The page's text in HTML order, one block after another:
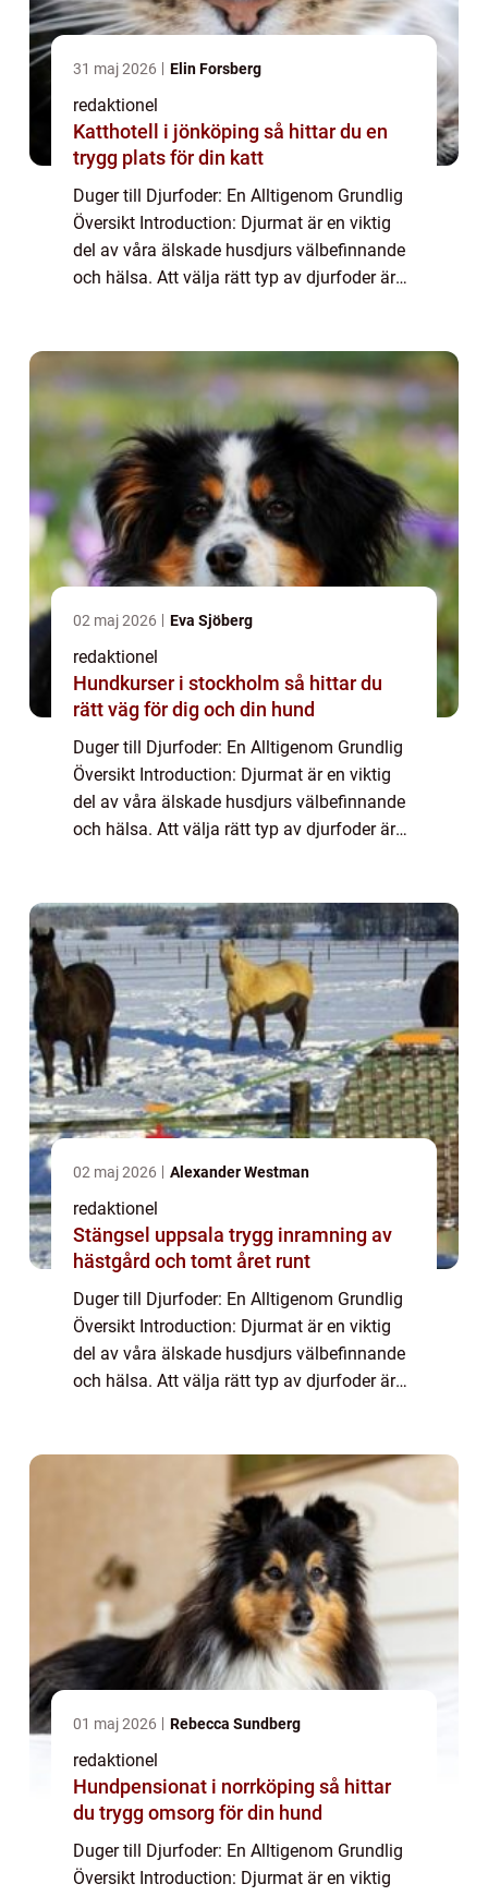
31 maj 2026 Elin Forsberg
redaktionel
Katthotell i jönköping så hittar du en
trygg plats för din katt
Duger till Djurfoder: En Alltigenom Grundlig
Översikt Introduction: Djurmat är en viktig
del av våra älskade husdjurs välbefinnande
och hälsa. Att välja rätt typ av djurfoder är
02 maj 2026 Eva Sjöberg
redaktionel
Hundkurser i stockholm så hittar du
rätt väg för dig och din hund
Duger till Djurfoder: En Alltigenom Grundlig
Översikt Introduction: Djurmat är en viktig
del av våra älskade husdjurs välbefinnande
och hälsa. Att välja rätt typ av djurfoder är
02 maj 2026 Alexander Westman
redaktionel
Stängsel uppsala trygg inramning av
hästgård och tomt året runt
Duger till Djurfoder: En Alltigenom Grundlig
Översikt Introduction: Djurmat är en viktig
del av våra älskade husdjurs välbefinnande
och hälsa. Att välja rätt typ av djurfoder är
01 maj 2026 Rebecca Sundberg
redaktionel
Hundpensionat i norrköping så hittar
du trygg omsorg för din hund
Duger till Djurfoder: En Alltigenom Grundlig
Översikt Introduction: Djurmat är en viktig